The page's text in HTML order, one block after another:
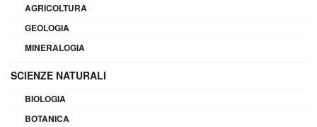
AGRICOLTURA
GEOLOGIA
MINERALOGIA
SCIENZE NATURALI
BIOLOGIA
BOTANICA